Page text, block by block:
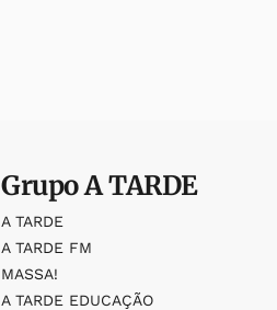
GrupoA TARDE
A TARDE
A TARDE FM
MASSA!
A TARDE EDUCAÇÃO